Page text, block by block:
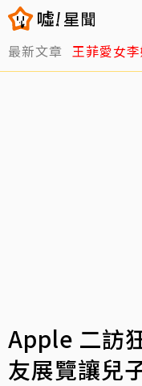
最新文章 王菲愛女
Apple 二訪
友展覽讓兒